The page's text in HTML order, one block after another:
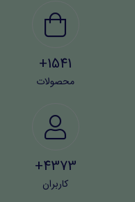
1541+
محصولات
4373+
کاربران